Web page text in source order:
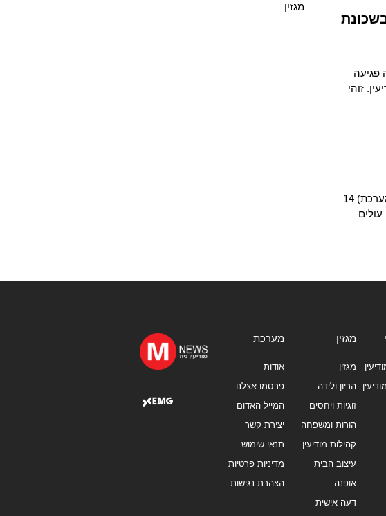
פגיעה
זוהי
אתמול (יום ראשון) לא הגיעו לגן בשכונת הנביאים (השם שמור במערכת) 14
מגזין
מגזין
מגזין
הריון ולידה
זוגיות ויחסים
הורות ומשפחה
קהילות מודיעין
עיצוב הבית
אופנה
דעה אישית
מערכת
אודות
פרסמו אצלנו
המייל האדום
יצירת קשר
תנאי שימוש
מדיניות פרטיות
הצהרת נגישות